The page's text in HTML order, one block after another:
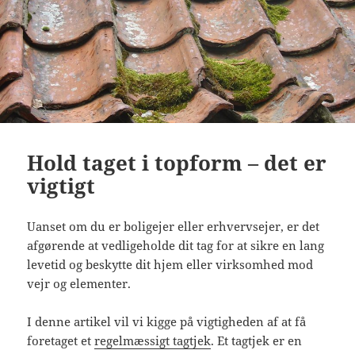
Hold taget i topform – det er
vigtigt
Uanset om du er boligejer eller erhvervsejer, er det
afgørende at vedligeholde dit tag for at sikre en lang
levetid og beskytte dit hjem eller virksomhed mod
vejr og elementer.
I denne artikel vil vi kigge på vigtigheden af at få
foretaget etregelmæssigt tagtjek. Et tagtjek er en